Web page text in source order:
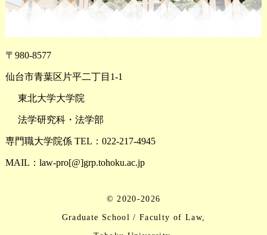
〒980-8577
仙台市青葉区片平二丁目1-1
東北大学大学院
法学研究科・法学部
専門職大学院係 TEL：022-217-4945
MAIL：law-pro[@]grp.tohoku.ac.jp
© 2020-2026
Graduate School / Faculty of Law,